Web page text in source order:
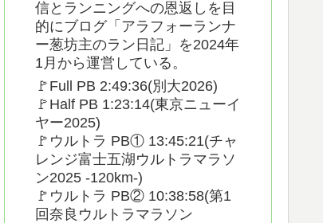
信とランニングへの恩返しを目
的にブログ「アラフォーランナ
ー葱坊主のラン日記」を2024年
1月から運営している。
🚩Full PB 2:49:36(別大2026)
🚩Half PB 1:23:14(東京ニューイ
ヤー2025)
🚩ウルトラ PB① 13:45:21(チャ
レンジ富士五湖ウルトラマラソ
ン2025 -120km-)
🚩ウルトラ PB② 10:38:58(第1
回奈良ウルトラマラソン